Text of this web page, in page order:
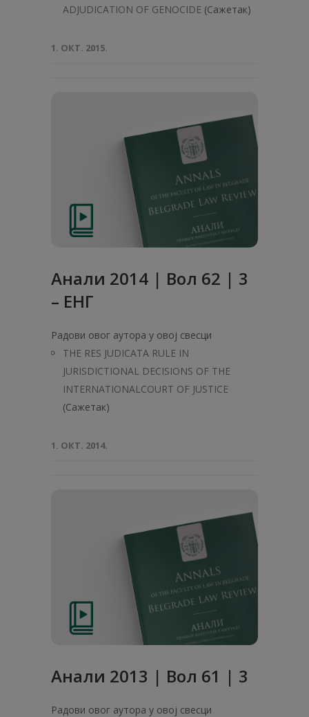
ADJUDICATION OF GENOCIDE (Сажетак)
1. ОКТ. 2015.
Анали 2014 | Вол 62 | 3
– ЕНГ
Радови овог аутора у овој свесци
THE RES JUDICATA RULE IN
JURISDICTIONAL DECISIONS OF THE
INTERNATIONALCOURT OF JUSTICE
(Сажетак)
1. ОКТ. 2014.
Анали 2013 | Вол 61 | 3
Радови овог аутора у овој свесци